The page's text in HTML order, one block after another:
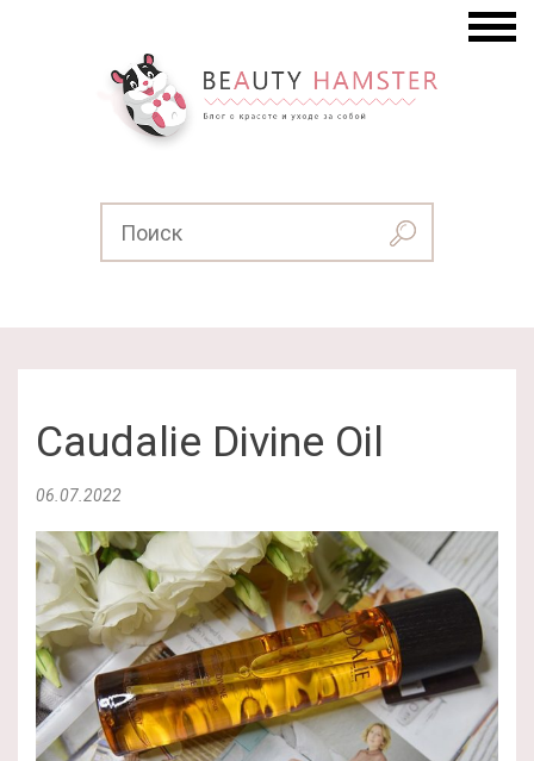
Caudalie Divine Oil
06.07.2022